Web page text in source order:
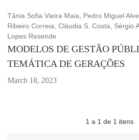
Tânia Sofia Vieira Maia, Pedro Miguel
Ribeiro Correia, Cláudia S. Costa, Sérgio
Lopes Resende
MODELOS DE GESTÃO
TEMÁTICA DE GERAÇÕES
March 18, 2023
1 a 1 de 1 itens